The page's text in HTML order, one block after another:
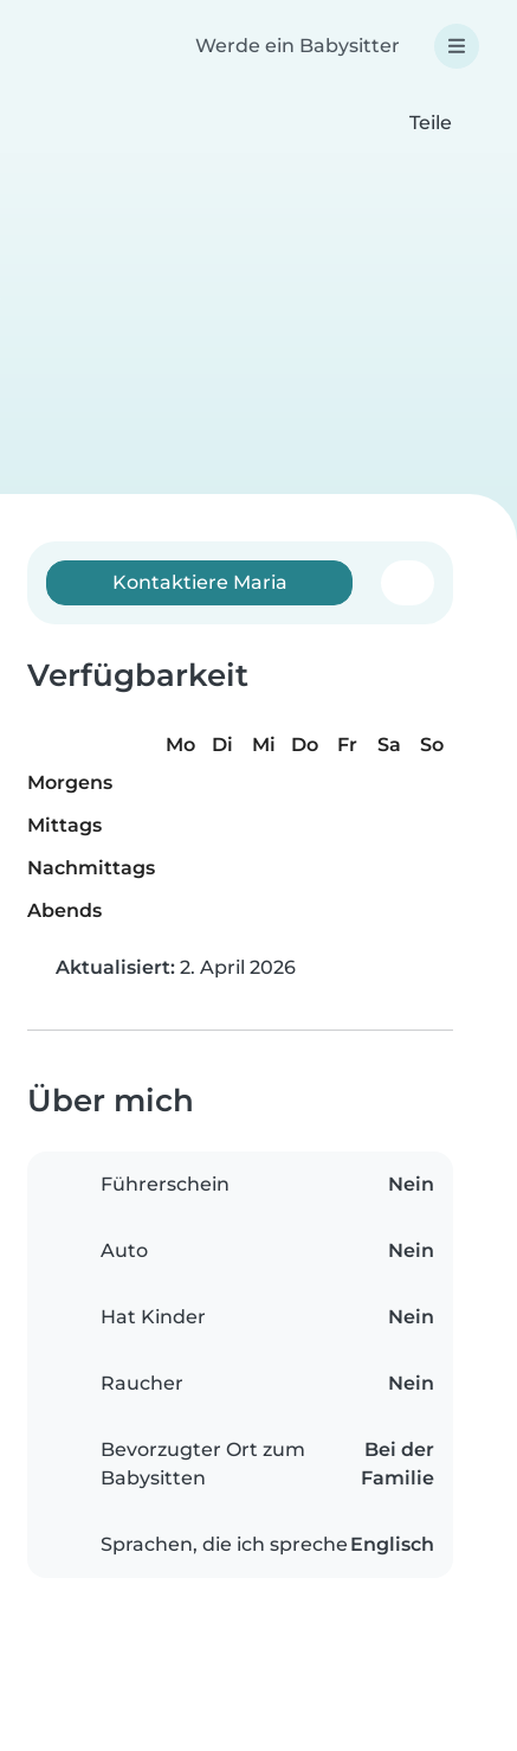
Werde ein Babysitter
Teile
Kontaktiere Maria
Verfügbarkeit
Mo Di Mi Do Fr Sa
So
Morgens
Mittags
Nachmittags
Abends
Aktualisiert: 2. April 2026
Über mich
Führerschein Nein
Auto Nein
Hat Kinder Nein
Raucher Nein
Bevorzugter Ort zum
Babysitten
Bei der
Familie
Sprachen, die ich spreche Englisch